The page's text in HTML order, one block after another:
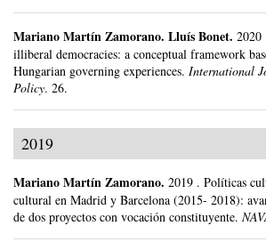
Mariano Martín Zamorano. Lluís Bonet. 2020
illiberal democracies: a conceptual framework
Hungarian governing experiences. International
Policy. 26.
2019
Mariano Martín Zamorano. 2019 . Políticas
cultural en Madrid y Barcelona (2015- 2018):
de dos proyectos con vocación constituyente.